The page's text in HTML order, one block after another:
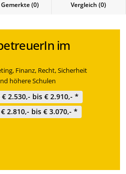
Gemerkte(0) Vergleich (0)
im
Finanz, Recht, Sicherheit
höhere Schulen
€ 2.530,- bis € 2.910,- *
€ 2.810,- bis € 3.070,- *